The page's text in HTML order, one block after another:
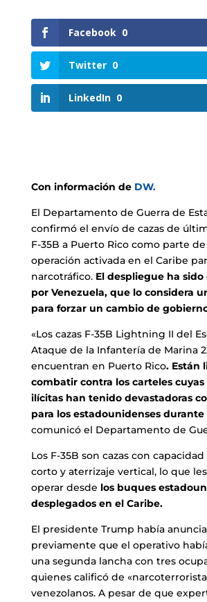
Facebook 0
Twitter 0
LinkedIn 0
Con información deDW.
El Departamento de Guerra de
confirmó el envío de cazas de
F-35B a Puerto Rico como parte
operación activada en el Caribe
narcotráfico. El despliegue ha
por Venezuela, que lo considera
para forzar un cambio de
«Los cazas F-35B Lightning II del
Ataque de la Infantería de Marina
encuentran en Puerto Rico. Están
combatir contra los carteles
ilícitas han tenido devastadoras
para los estadounidenses durante
comunicó el Departamento de
Los F-35B son cazas con
corto y aterrizaje vertical, lo que
operar desde los buques
desplegados en el Caribe.
El presidente Trump había
previamente que el operativo
una segunda lancha con tres
quienes calificó de
venezolanos. A pesar de que